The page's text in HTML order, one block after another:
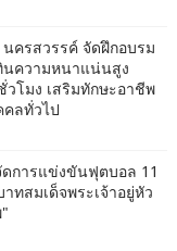
ครสวรรค์ จัดฝึกอบรม
นความหนาแน่นสูง
วโมง เสริมทักษะอาชีพ
คลทั่วไป
การแข่งขันฟุตบอล 11
ทสมเด็จพระเจ้าอยู่หัว